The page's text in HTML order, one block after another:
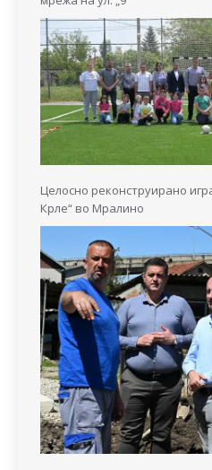
Целосно реконструирано
Крле“ во Мралино